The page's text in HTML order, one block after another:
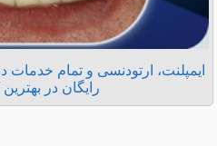
ایمپلنت، ارتودنسی و تمام
رایگان در